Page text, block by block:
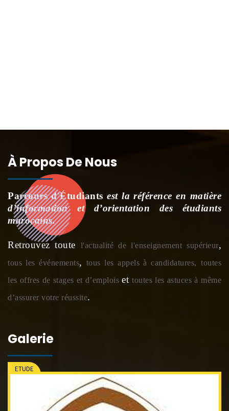
À Propos De Nous
Parcours d'Étudiants est la référence en matière
d’information et d’orientation des étudiants
marocains.
Retrouvez toute l'actualité de l'enseignement supérieur,
tous les événements, tous les appels à candidatures, toutes
les offres de stages et d’emploisettoutes les astuces à même
d’assurer votre réussite.
Galerie